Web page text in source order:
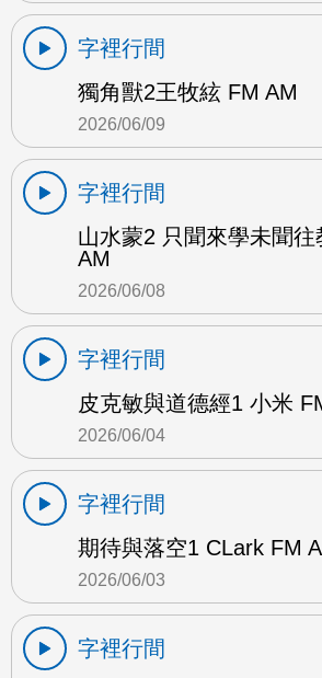
字裡行間
獨角獸2王牧絃 FM AM
2026/06/09
字裡行間
山水蒙2 只聞來學未聞往
AM
2026/06/08
字裡行間
皮克敏與道德經1 小米
2026/06/04
字裡行間
期待與落空1 CLark FM
2026/06/03
字裡行間